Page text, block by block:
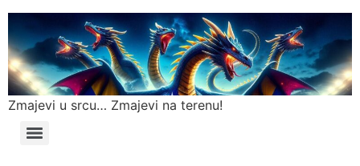
Zmajevi u srcu… Zmajevi na terenu!